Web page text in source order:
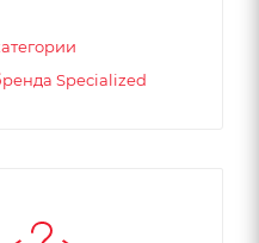
Specialized